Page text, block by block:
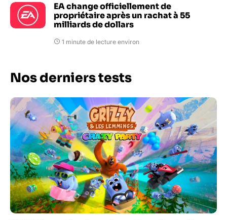
EA change officiellement de
propriétaire après un rachat à 55
milliards de dollars
1 minute de lecture environ
Nos derniers tests